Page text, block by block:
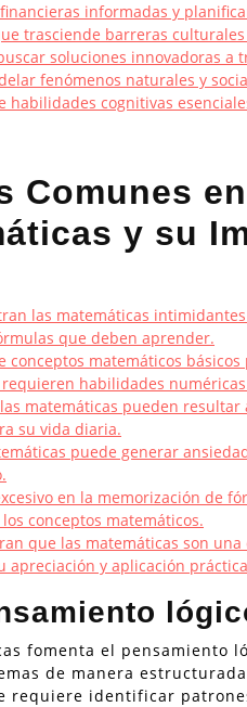
informadas y
trasciende barreras
soluciones innovadoras a
fenómenos naturales y
habilidades cognitivas
Comunes
y su
las matemáticas
que deben aprender.
conceptos matemáticos
habilidades
matemáticas pueden
su vida diaria.
puede generar
en la memorización de
conceptos matemáticos.
que las matemáticas son
apreciación y aplicación
fomenta el pensamiento
de manera
requiere identificar